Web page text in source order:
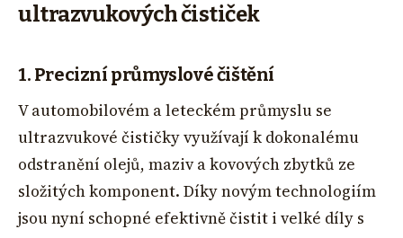
ultrazvukových čističek
1. Precizní průmyslové čištění
V automobilovém a leteckém průmyslu se
ultrazvukové čističky využívají k dokonalému
odstranění olejů, maziv a kovových zbytků ze
složitých komponent. Díky novým technologiím
jsou nyní schopné efektivně čistit i velké díly s